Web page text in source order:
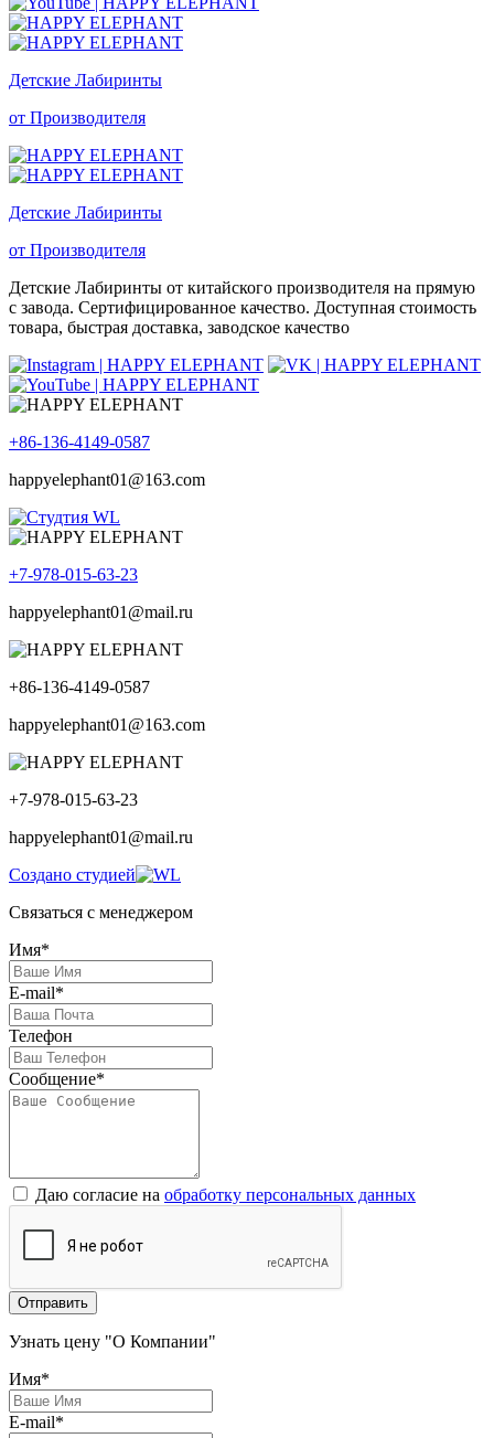
Детские Лабиринты
от Производителя
Детские Лабиринты
от Производителя
Детские Лабиринты от китайского производителя на прямую
с завода. Сертифицированное качество. Доступная стоимость
товара, быстрая доставка, заводское качество
+86-136-4149-0587
happyelephant01@163.com
+7-978-015-63-23
happyelephant01@mail.ru
+86-136-4149-0587
happyelephant01@163.com
+7-978-015-63-23
happyelephant01@mail.ru
Создано студией
Связаться с менеджером
Имя*
E-mail*
Телефон
Сообщение*
Даю согласие на обработку персональных данных
Отправить
Узнать цену "О Компании"
Имя*
E-mail*